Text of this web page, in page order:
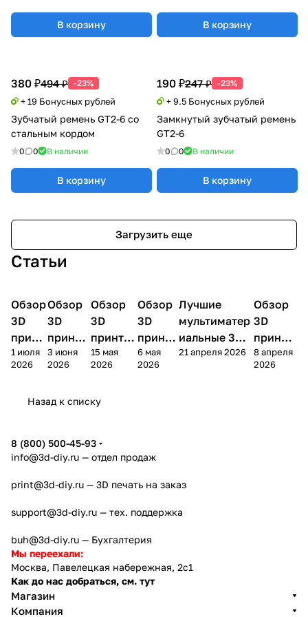
В корзину В корзину
380 ₽494 ₽ -23%
+ 19 Бонусных рублей
Зубчатый ремень GT2-6 со
стальным кордом
0 0 В наличии
В корзину
190 ₽247 ₽ -23%
+ 9.5 Бонусных рублей
Замкнутый зубчатый ремень
GT2-6
0 0 В наличии
В корзину
Загрузить еще
Статьи
3D
принтеры
Обзор
3D
принт
ера
Bamb
1 июля
2026
3D
принтеры
Обзор
3D
принте
ра
Anycubi
4
3 июня
2026
3D
принтеры
Обзор
3D
принтер
а
FlashFo
Creator
15 мая
2026
3D
принтеры
Обзор
3D
принте
ра
Bambu
6 мая
2026
3D принтеры
Лучшие
мультиматер
иальные 3D
принтеры на
21 апреля 2026
3D
Обзор
3D
принте
ра
FlashF
8 апреля
2026
Назад к списку
8 (800) 500-45-93
info@3d-diy.ru — отдел продаж
print@3d-diy.ru — 3D печать на заказ
support@3d-diy.ru — тех. поддержка
buh@3d-diy.ru — Бухгалтерия
Мы переехали:
Москва, Павелецкая набережная, 2с1
Как до нас добраться, см. тут
Магазин
Компания